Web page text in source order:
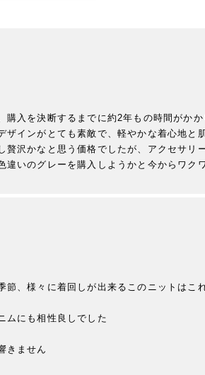
購入を決断するまでに約2年もの時間が
インがとても素敵で、軽やかな着心地と
贅沢かなと思う価格でしたが、アクセサリ
いのグレーを購入しようかと今からワク
、様々に着回しが出来るこのニットはこ
ムにも相性良しでした
きません